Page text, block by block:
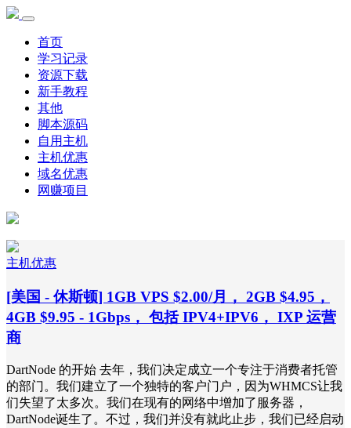
首页
学习记录
资源下载
新手教程
其他
脚本源码
自用主机
主机优惠
域名优惠
网赚项目
主机优惠
[美国 - 休斯顿] 1GB VPS $2.00/月， 2GB $4.95，
4GB $9.95 - 1Gbps， 包括 IPV4+IPV6， IXP 运营
商
DartNode 的开始 去年，我们决定成立一个专注于消费者托管
的部门。我们建立了一个独特的客户门户，因为WHMCS让我
们失望了太多次。我们在现有的网络中增加了服务器，
DartNode诞生了。不过，我们并没有就此止步，我们已经启动